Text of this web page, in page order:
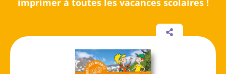
imprimer à toutes les vacances scolaires !